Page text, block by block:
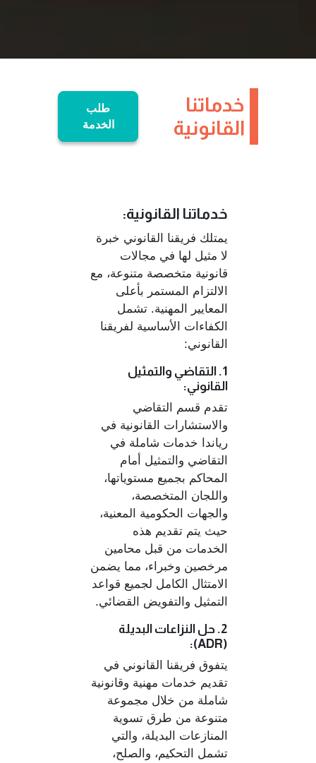
خدماتنا
القانونية
طلب
الخدمة
خدماتنا القانونية:
يمتلك فريقنا القانوني خبرة
لا مثيل لها في مجالات
قانونية متخصصة متنوعة، مع
الالتزام المستمر بأعلى
المعايير المهنية. تشمل
الكفاءات الأساسية لفريقنا
القانوني:
1. التقاضي والتمثيل
القانوني:
تقدم قسم التقاضي
والاستشارات القانونية في
رياندا خدمات شاملة في
التقاضي والتمثيل أمام
المحاكم بجميع مستوياتها،
واللجان المتخصصة،
والجهات الحكومية المعنية،
حيث يتم تقديم هذه
الخدمات من قبل محامين
مرخصين وخبراء، مما يضمن
الامتثال الكامل لجميع قواعد
التمثيل والتفويض القضائي.
2. حل النزاعات البديلة
(ADR):
يتفوق فريقنا القانوني في
تقديم خدمات مهنية وقانونية
شاملة من خلال مجموعة
متنوعة من طرق تسوية
المنازعات البديلة، والتي
تشمل التحكيم، والصلح،